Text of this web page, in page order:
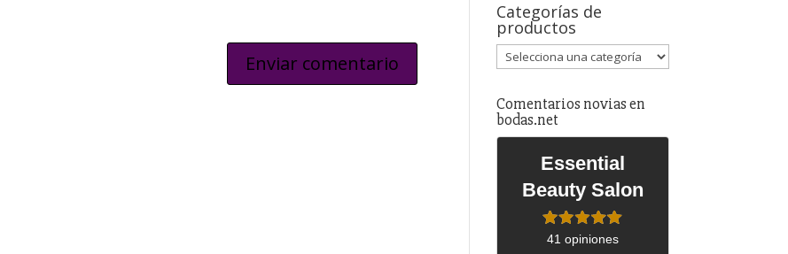
Categorías de
productos
Comentarios novias en
bodas.net
Essential
Beauty Salon
41 opiniones